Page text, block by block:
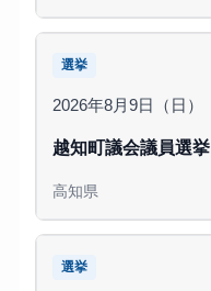
選挙
2026年8月9日（日）
越知町議会議員選挙
高知県
選挙